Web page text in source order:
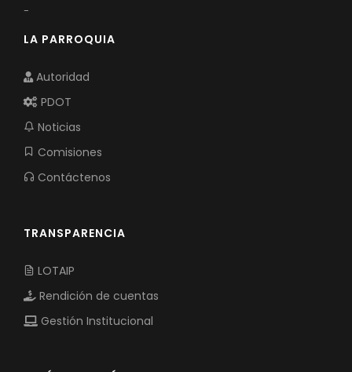
-
LA PARROQUIA
Autoridad
PDOT
Noticias
Comisiones
Contáctenos
TRANSPARENCIA
LOTAIP
Rendición de cuentas
Gestión Institucional